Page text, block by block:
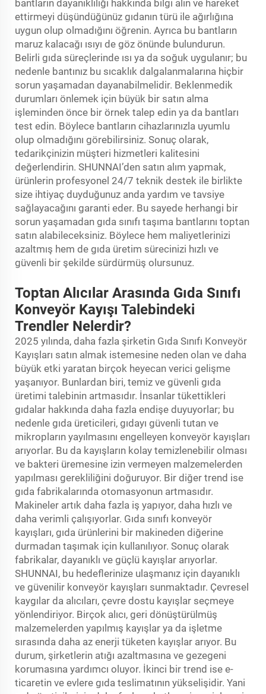
bantların dayanıklılığı hakkında bilgi alın ve hareket
ettirmeyi düşündüğünüz gıdanın türü ile ağırlığına
uygun olup olmadığını öğrenin. Ayrıca bu bantların
maruz kalacağı ısıyı de göz önünde bulundurun.
Belirli gıda süreçlerinde ısı ya da soğuk uygulanır; bu
nedenle bantınız bu sıcaklık dalgalanmalarına hiçbir
sorun yaşamadan dayanabilmelidir. Beklenmedik
durumları önlemek için büyük bir satın alma
işleminden önce bir örnek talep edin ya da bantları
test edin. Böylece bantların cihazlarınızla uyumlu
olup olmadığını görebilirsiniz. Sonuç olarak,
tedarikçinizin müşteri hizmetleri kalitesini
değerlendirin. SHUNNAI’den satın alım yapmak,
ürünlerin profesyonel 24/7 teknik destek ile birlikte
size ihtiyaç duyduğunuz anda yardım ve tavsiye
sağlayacağını garanti eder. Bu sayede herhangi bir
sorun yaşamadan gıda sınıfı taşıma bantlarını toptan
satın alabileceksiniz. Böylece hem maliyetlerinizi
azaltmış hem de gıda üretim sürecinizi hızlı ve
güvenli bir şekilde sürdürmüş olursunuz.
Toptan Alıcılar Arasında Gıda Sınıfı
Konveyör Kayışı Talebindeki
Trendler Nelerdir?
2025 yılında, daha fazla şirketin Gıda Sınıfı Konveyör
Kayışları satın almak istemesine neden olan ve daha
büyük etki yaratan birçok heyecan verici gelişme
yaşanıyor. Bunlardan biri, temiz ve güvenli gıda
üretimi talebinin artmasıdır. İnsanlar tükettikleri
gıdalar hakkında daha fazla endişe duyuyorlar; bu
nedenle gıda üreticileri, gıdayı güvenli tutan ve
mikropların yayılmasını engelleyen konveyör kayışları
arıyorlar. Bu da kayışların kolay temizlenebilir olması
ve bakteri üremesine izin vermeyen malzemelerden
yapılması gerekliliğini doğuruyor. Bir diğer trend ise
gıda fabrikalarında otomasyonun artmasıdır.
Makineler artık daha fazla iş yapıyor, daha hızlı ve
daha verimli çalışıyorlar. Gıda sınıfı konveyör
kayışları, gıda ürünlerini bir makineden diğerine
durmadan taşımak için kullanılıyor. Sonuç olarak
fabrikalar, dayanıklı ve güçlü kayışlar arıyorlar.
SHUNNAI, bu hedeflerinize ulaşmanız için dayanıklı
ve güvenilir konveyör kayışları sunmaktadır. Çevresel
kaygılar da alıcıları, çevre dostu kayışlar seçmeye
yönlendiriyor. Birçok alıcı, geri dönüştürülmüş
malzemelerden yapılmış kayışlar ya da işletme
sırasında daha az enerji tüketen kayışlar arıyor. Bu
durum, şirketlerin atığı azaltmasına ve gezegeni
korumasına yardımcı oluyor. İkinci bir trend ise e-
ticaretin ve evlere gıda teslimatının yükselişidir. Yani